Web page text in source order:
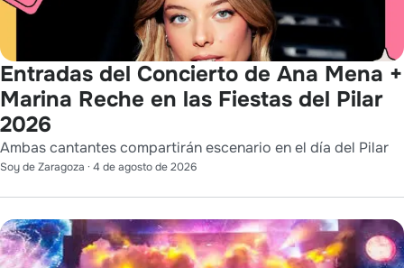
Entradas del Concierto de Ana Mena +
Marina Reche en las Fiestas del Pilar
2026
Ambas cantantes compartirán escenario en el día del Pilar
Soy de Zaragoza · 4 de agosto de 2026